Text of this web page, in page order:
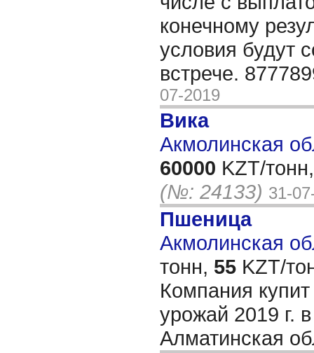
конечному
условия будут
встрече.
07-2019
Вика
Акмолинская
60000 KZT/тонн,
(№: 24133) 31-
Пшеница
Акмолинская
тонн, 55 KZT/
Компания
урожай 2019 г.
Алматинская